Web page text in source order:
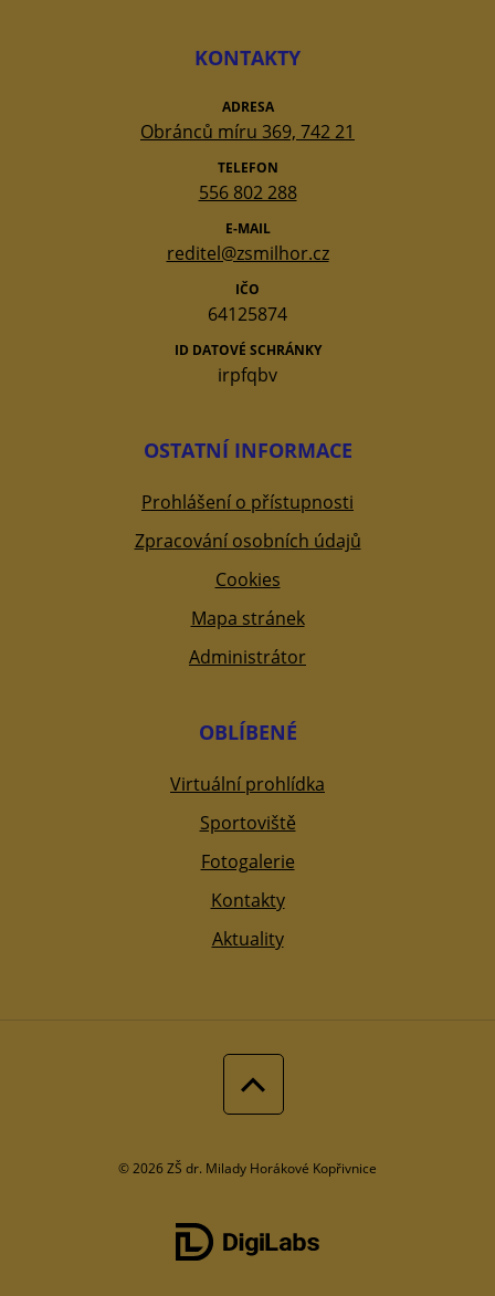
KONTAKTY
ADRESA
Obránců míru 369, 742 21
TELEFON
556 802 288
E-MAIL
reditel@zsmilhor.cz
IČO
64125874
ID DATOVÉ SCHRÁNKY
irpfqbv
OSTATNÍ INFORMACE
Prohlášení o přístupnosti
Zpracování osobních údajů
Cookies
Mapa stránek
Administrátor
OBLÍBENÉ
Virtuální prohlídka
Sportoviště
Fotogalerie
Kontakty
Aktuality
© 2026 ZŠ dr. Milady Horákové Kopřivnice